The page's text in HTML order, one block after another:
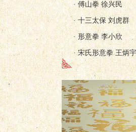
· 傅山拳 徐兴民
· 十三太保 刘虎群
· 形意拳 李小欣
· 宋氏形意拳 王炳宇